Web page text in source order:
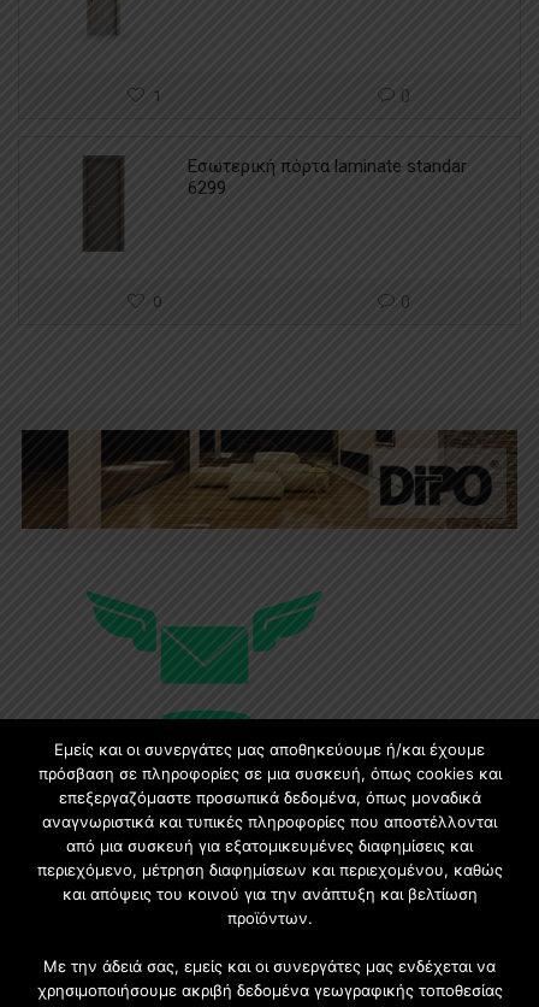
1 0
Εσωτερική πόρτα laminate standar
6299
0 0
Εγγραφή στο Newsletter
Γίνετε μέλος της μεγαλύτερης διαδικτυακής κοινότητας, ειδικά
για αρχιτέκτονες, σχεδιαστές και λάτρεις της κατασκευής και
Εμείς και οι συνεργάτες μας αποθηκεύουμε ή/και έχουμε
πρόσβαση σε πληροφορίες σε μια συσκευή, όπως cookies και
επεξεργαζόμαστε προσωπικά δεδομένα, όπως μοναδικά
αναγνωριστικά και τυπικές πληροφορίες που αποστέλλονται
από μια συσκευή για εξατομικευμένες διαφημίσεις και
περιεχόμενο, μέτρηση διαφημίσεων και περιεχομένου, καθώς
και απόψεις του κοινού για την ανάπτυξη και βελτίωση
προϊόντων.
Με την άδειά σας, εμείς και οι συνεργάτες μας ενδέχεται να
χρησιμοποιήσουμε ακριβή δεδομένα γεωγραφικής τοποθεσίας